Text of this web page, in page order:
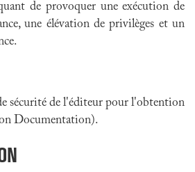
de provoquer une exécution de
une élévation de privilèges et un
sécurité de l'éditeur pour l'obtention
Documentation).